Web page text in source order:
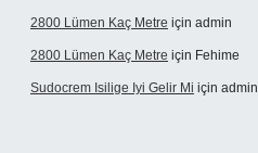
2800 Lümen Kaç Metre için admin
2800 Lümen Kaç Metre için Fehime
Sudocrem Isilige Iyi Gelir Mi için admin